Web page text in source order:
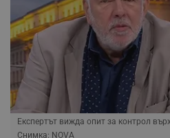
Експертът вижда опит за контрол
Снимка: NOVA